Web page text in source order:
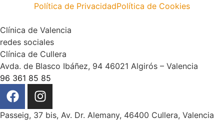
Política de PrivacidadPolítica de Cookies
Clínica de Valencia
redes sociales
Clínica de Cullera
Avda. de Blasco Ibáñez, 94 46021 Algirós – Valencia
96 361 85 85
Passeig, 37 bis, Av. Dr. Alemany, 46400 Cullera, Valencia